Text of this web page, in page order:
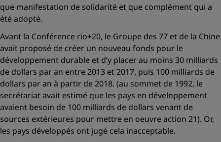
que manifestation de solidarité et que complément qui a
été adopté.
Avant la Conférence rio+20, le Groupe des 77 et de la Chine
avait proposé de créer un nouveau fonds pour le
développement durable et d’y placer au moins 30 milliards
de dollars par an entre 2013 et 2017, puis 100 milliards de
dollars par an à partir de 2018. (au sommet de 1992, le
secrétariat avait estimé que les pays en développement
avaient besoin de 100 milliards de dollars venant de
sources extérieures pour mettre en oeuvre action 21). Or,
les pays développés ont jugé cela inacceptable.